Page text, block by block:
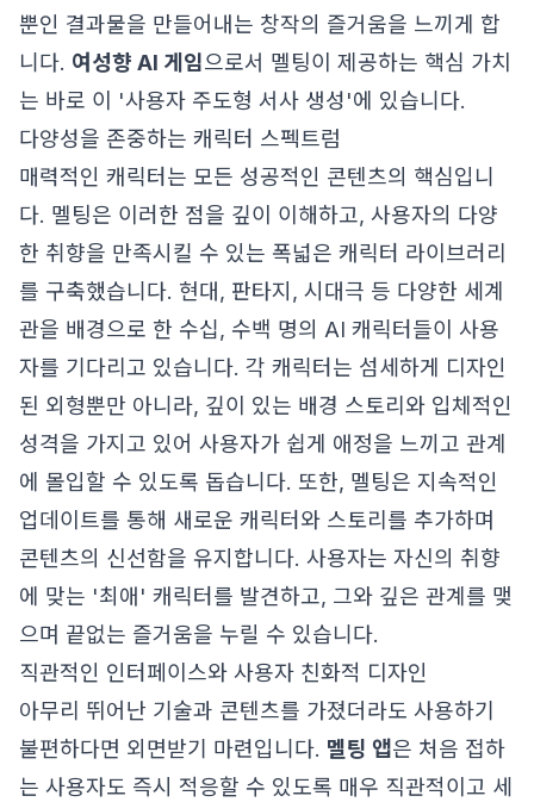
뿐인 결과물을 만들어내는 창작의 즐거움을 느끼게 합
니다. 여성향 AI 게임으로서 멜팅이 제공하는 핵심 가치
는 바로 이 '사용자 주도형 서사 생성'에 있습니다.
다양성을 존중하는 캐릭터 스펙트럼
매력적인 캐릭터는 모든 성공적인 콘텐츠의 핵심입니
다. 멜팅은 이러한 점을 깊이 이해하고, 사용자의 다양
한 취향을 만족시킬 수 있는 폭넓은 캐릭터 라이브러리
를 구축했습니다. 현대, 판타지, 시대극 등 다양한 세계
관을 배경으로 한 수십, 수백 명의 AI 캐릭터들이 사용
자를 기다리고 있습니다. 각 캐릭터는 섬세하게 디자인
된 외형뿐만 아니라, 깊이 있는 배경 스토리와 입체적인
성격을 가지고 있어 사용자가 쉽게 애정을 느끼고 관계
에 몰입할 수 있도록 돕습니다. 또한, 멜팅은 지속적인
업데이트를 통해 새로운 캐릭터와 스토리를 추가하며
콘텐츠의 신선함을 유지합니다. 사용자는 자신의 취향
에 맞는 '최애' 캐릭터를 발견하고, 그와 깊은 관계를 맺
으며 끝없는 즐거움을 누릴 수 있습니다.
직관적인 인터페이스와 사용자 친화적 디자인
아무리 뛰어난 기술과 콘텐츠를 가졌더라도 사용하기
불편하다면 외면받기 마련입니다. 멜팅 앱은 처음 접하
는 사용자도 즉시 적응할 수 있도록 매우 직관적이고 세